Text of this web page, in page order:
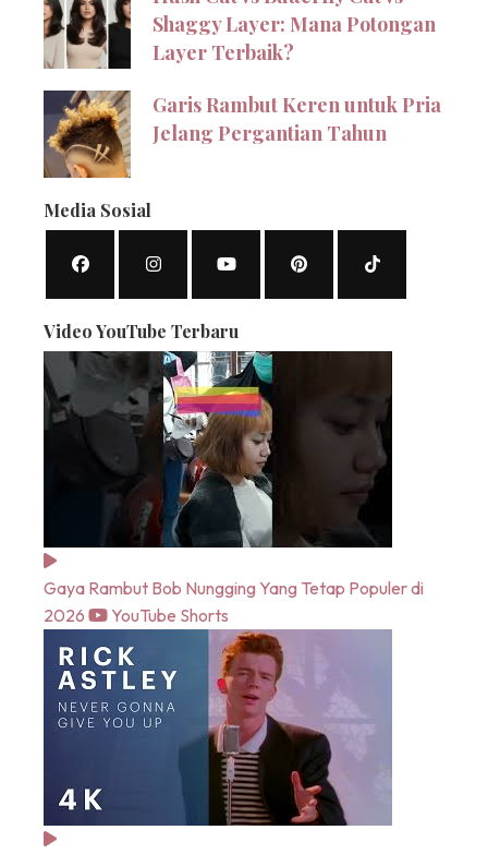
Shaggy Layer: Mana Potongan
Layer Terbaik?
Garis Rambut Keren untuk Pria
Jelang Pergantian Tahun
Media Sosial
Video YouTube Terbaru
Gaya Rambut Bob Nungging Yang Tetap Populer di
2026
YouTube Shorts